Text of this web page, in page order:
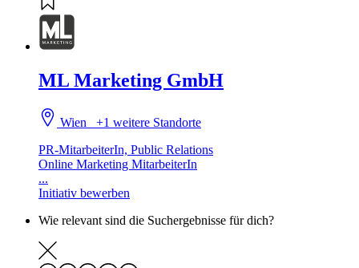
ML Marketing GmbH
Wien+1 weitere Standorte
PR-MitarbeiterIn, Public Relations
Online Marketing MitarbeiterIn
...
Initiativ bewerben
Wie relevant sind die Suchergebnisse für dich?